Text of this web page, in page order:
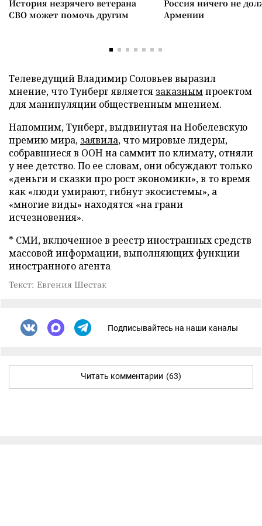
История незрячего ветерана
СВО может помочь другим
Россия ничего не
Армении
Телеведущий Владимир Соловьев выразил
мнение, что Тунберг является заказнымпроектом
для манипуляции общественным мнением.
Напомним, Тунберг, выдвинутая на Нобелевскую
премию мира, заявила, что мировые лидеры,
собравшиеся в ООН на саммит по климату, отняли
у нее детство. По ее словам, они обсуждают только
«деньги и сказки про рост экономики», в то время
как «люди умирают, гибнут экосистемы», а
«многие виды» находятся «на грани
исчезновения».
* СМИ, включенное в реестр иностранных средств
массовой информации, выполняющих функции
иностранного агента
Текст: Евгения Шестак
Подписывайтесь на наши каналы
Читать комментарии (63)